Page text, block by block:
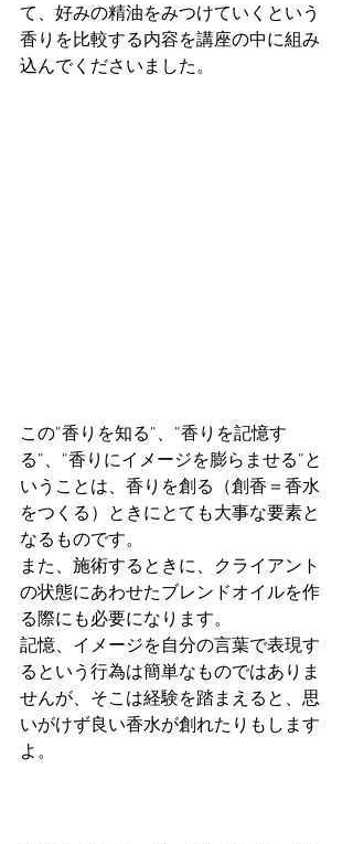
て、好みの精油をみつけていくという
香りを比較する内容を講座の中に組み
込んでくださいました。
この”香りを知る”、”香りを記憶す
る”、”香りにイメージを膨らませる”と
いうことは、香りを創る（創香＝香水
をつくる）ときにとても大事な要素と
なるものです。
また、施術するときに、クライアント
の状態にあわせたブレンドオイルを作
る際にも必要になります。
記憶、イメージを自分の言葉で表現す
るという行為は簡単なものではありま
せんが、そこは経験を踏まえると、思
いがけず良い香水が創れたりもします
よ。